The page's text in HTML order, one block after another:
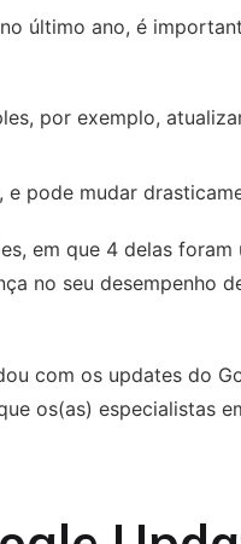
último ano, é
por exemplo,
pode mudar
em que 4 delas
no seu desempenho
com os updates do
os(as) especialistas